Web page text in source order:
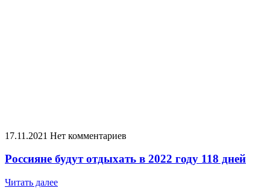
17.11.2021 Нет комментариев
Россияне будут отдыхать в 2022 году 118 дней
Читать далее